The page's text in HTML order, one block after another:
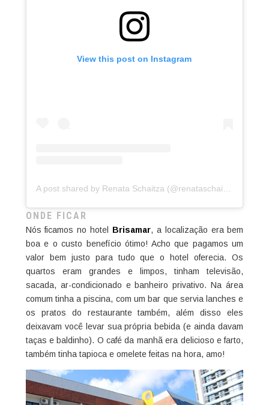
View this post on Instagram
A post shared by Renata Schaitza (@renataschaitza)
ONDE FICAR
Nós ficamos no hotel Brisamar, a localização era bem
boa e o custo benefício ótimo! Acho que pagamos um
valor bem justo para tudo que o hotel oferecia. Os
quartos eram grandes e limpos, tinham televisão,
sacada, ar-condicionado e banheiro privativo. Na área
comum tinha a piscina, com um bar que servia lanches e
os pratos do restaurante também, além disso eles
deixavam você levar sua própria bebida (e ainda davam
taças e baldinho). O café da manhã era delicioso e farto,
também tinha tapioca e omelete feitas na hora, amo!